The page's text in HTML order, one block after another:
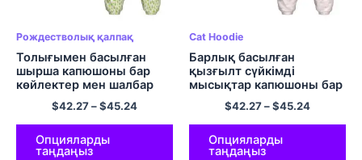
Рождестволық қалпақ
Толығымен басылған
шырша капюшоны бар
көйлектер мен шалбар
жайлы полиэфир
қалпақшалары балаларға
арналған жаңа жылдық
сыйлықтар
$42.27–$45.24
Опцияларды
таңдаңыз
Cat Hoodie
Барлық басылған
қызғылт сүйкімді
мысықтар капюшоны бар
көйлектер мен шалбар
балаларға арналған
сүйкімді капюди
жиынтықтары
$42.27–$45.24
Опцияларды
таңдаңыз